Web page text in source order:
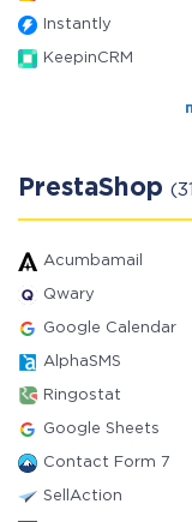
Instantly
KeepinCRM
PrestaShop
Acumbamail
Qwary
Google Calendar
AlphaSMS
Ringostat
Google Sheets
Contact Form 7
SellAction